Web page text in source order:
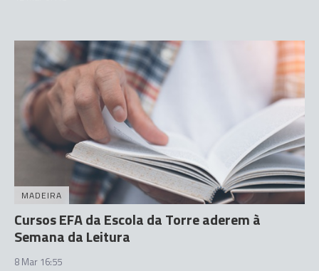
MADEIRA
Cursos EFA da Escola da Torre aderem à
Semana da Leitura
8 Mar 16:55